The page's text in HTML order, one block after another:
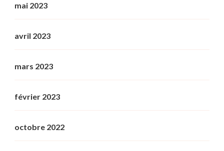
mai 2023
avril 2023
mars 2023
février 2023
octobre 2022